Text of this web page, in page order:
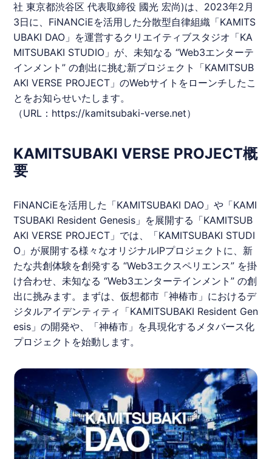
社 東京都渋谷区 代表取締役 國光 宏尚)は、2023年2月
3日に、FiNANCiEを活用した分散型自律組織「KAMITS
UBAKI DAO」を運営するクリエイティブスタジオ「KA
MITSUBAKI STUDIO」が、未知なる “Web3エンターテ
インメント” の創出に挑む新プロジェクト「KAMITSUB
AKI VERSE PROJECT」のWebサイトをローンチしたこ
とをお知らせいたします。
（URL： https://kamitsubaki-verse.net）
KAMITSUBAKI VERSE PROJECT概
要
FiNANCiEを活用した「KAMITSUBAKI DAO」や「KAMI
TSUBAKI Resident Genesis」を展開する「KAMITSUB
AKI VERSE PROJECT」では、「KAMITSUBAKI STUDI
O」が展開する様々なオリジナルIPプロジェクトに、新
たな共創体験を創発する “Web3エクスペリエンス” を掛
け合わせ、未知なる “Web3エンターテインメント” の創
出に挑みます。まずは、仮想都市「神椿市」におけるデ
ジタルアイデンティティ「KAMITSUBAKI Resident Gen
esis」の開発や、「神椿市」を具現化するメタバース化
プロジェクトを始動します。